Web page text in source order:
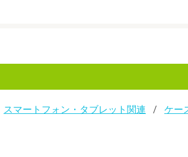
スマートフォン・タブレット関連 ケー